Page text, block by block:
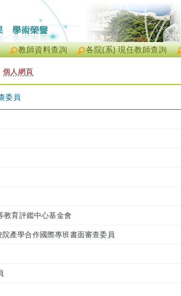
各院(系) 現任教師查詢
教師資料查詢
個人網頁
委員
教育評鑑中心基金會
院產學合作國際專班書面審查委員